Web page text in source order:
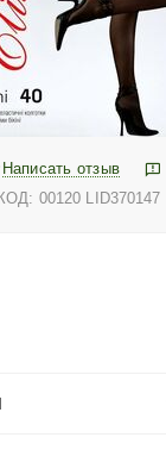
Написать отзыв
КОД: 00120 LID370147